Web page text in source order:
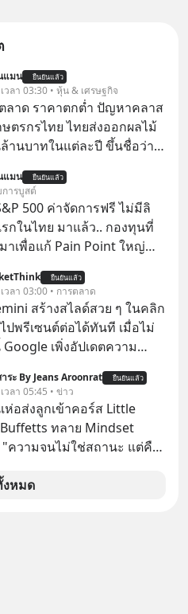
แมน ยืนยันแล้ว
วลา 03:30 • หุ้น & เศรษฐกิจ
ลาด ราคาตกต่ำ ปัญหาคลาส
ษตรกรไทย ไทยส่งออกผลไม้
านบาทในแต่ละปี ขึ้นชื่อว่า
ของโลก
แมน ยืนยันแล้ว
การบูสต์
500 ค่าจัดการฟรี ไม่มีลิ
กในไทย มาแล้ว.. กองทุนที่
าเพื่อแก้ Pain Point ใหญ่
ยืนยันแล้ว
วลา 03:00 • การตลาด
สร้างสไลด์สวย ๆ ในคลิก
ไปพรีเซนต์ต่อได้ทันที เมื่อไม่
เพิ่งอัปเดตความ
Gemini ช่วยสร้างสไลด์นำ
วย ๆ ได้ในคลิกเดียว ไม่ต้อง
ำเองอีกต่อไป
ระ By Jeans Aroonrat ยืนยันแล้ว
วลา 05:45 • ข่าว
ห่อส่งลูกเข้าคอร์ส Little
ทลาย Mindset
ความจนไม่ใช่สถานะ แต่คือ
หมด